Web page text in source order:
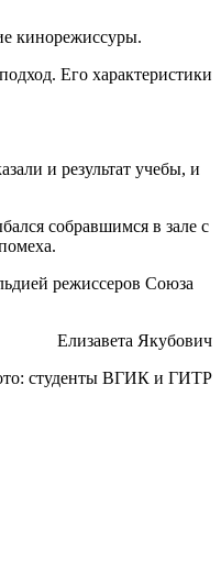
кинорежиссуры.
Его характеристики
и результат учебы, и
собравшимся в зале с
режиссеров Союза
Елизавета Якубович
студенты ВГИК и ГИТР